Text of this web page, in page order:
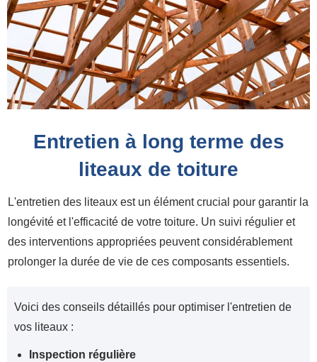
Entretien à long terme des
liteaux de toiture
L'entretien des liteaux est un élément crucial pour garantir la
longévité et l'efficacité de votre toiture. Un suivi régulier et
des interventions appropriées peuvent considérablement
prolonger la durée de vie de ces composants essentiels.
Voici des conseils détaillés pour optimiser l'entretien de
vos liteaux :
Inspection régulière